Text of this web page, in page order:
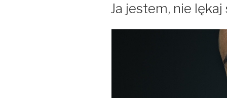
Ja jestem, nie lękaj